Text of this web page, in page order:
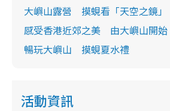
大嶼山露營 摸蜆看「天空之鏡」
感受香港近郊之美 由大嶼山開始
暢玩大嶼山 摸蜆夏水禮
活動資訊